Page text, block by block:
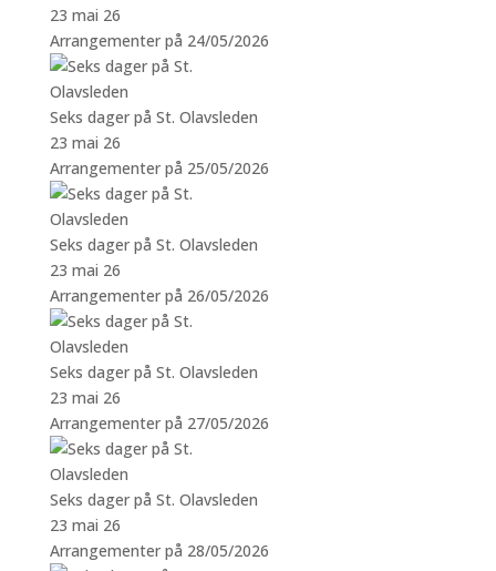
23 mai 26
Arrangementer på 24/05/2026
Seks dager på St. Olavsleden
23 mai 26
Arrangementer på 25/05/2026
Seks dager på St. Olavsleden
23 mai 26
Arrangementer på 26/05/2026
Seks dager på St. Olavsleden
23 mai 26
Arrangementer på 27/05/2026
Seks dager på St. Olavsleden
23 mai 26
Arrangementer på 28/05/2026